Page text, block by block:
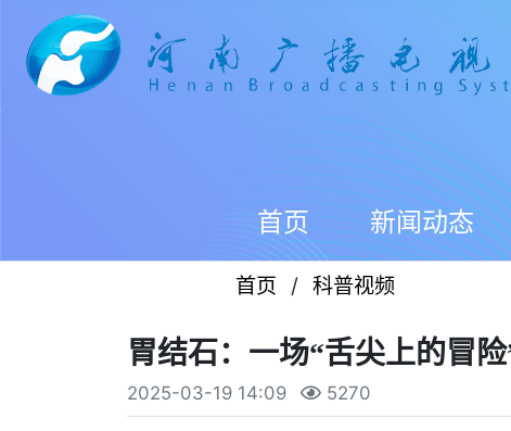
首页 新闻动态
首页 / 科普视频
胃结石：一场“舌尖上的冒
2025-03-19 14:09 5270